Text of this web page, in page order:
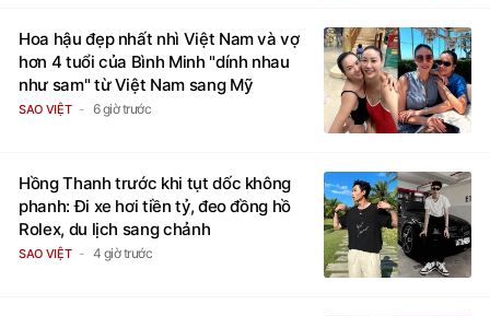
Hoa hậu đẹp nhất nhì Việt Nam và vợ
hơn 4 tuổi của Bình Minh "dính nhau
như sam" từ Việt Nam sang Mỹ
SAO VIỆT 6 giờ trước
Hồng Thanh trước khi tụt dốc không
phanh: Đi xe hơi tiền tỷ, đeo đồng hồ
Rolex, du lịch sang chảnh
SAO VIỆT 4 giờ trước